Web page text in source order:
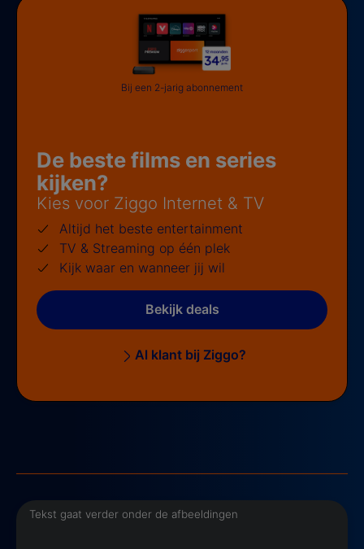
De beste films en series
kijken?
Kies voor Ziggo Internet & TV
Altijd het beste entertainment
TV & Streaming op één plek
Kijk waar en wanneer jij wil
Bekijk deals
Al klant bij Ziggo?
Bij een 2-jarig abonnement
Tekst gaat verder onder de afbeeldingen